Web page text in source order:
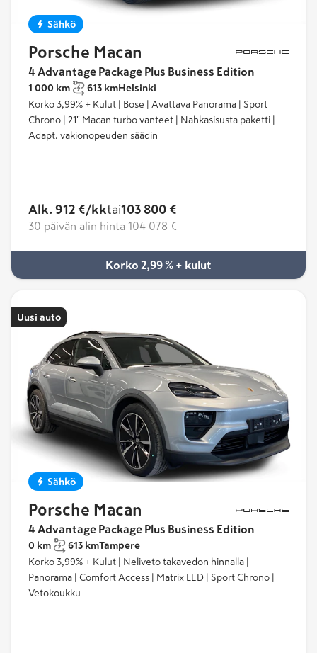
Sähkö
Porsche Macan
4 Advantage Package Plus Business Edition
1 000 km 613 km Helsinki
Korko 3,99% + Kulut | Bose | Avattava Panorama | Sport
Chrono | 21" Macan turbo vanteet | Nahkasisusta paketti |
Adapt. vakionopeuden säädin
Alk. 912 €/kktai103 800 €
30 päivän alin hinta 104 078 €
Korko 2,99 % + kulut
Uusi auto
Sähkö
Porsche Macan
4 Advantage Package Plus Business Edition
0 km 613 kmTampere
Korko 3,99% + Kulut | Neliveto takavedon hinnalla |
Panorama | Comfort Access | Matrix LED | Sport Chrono |
Vetokoukku